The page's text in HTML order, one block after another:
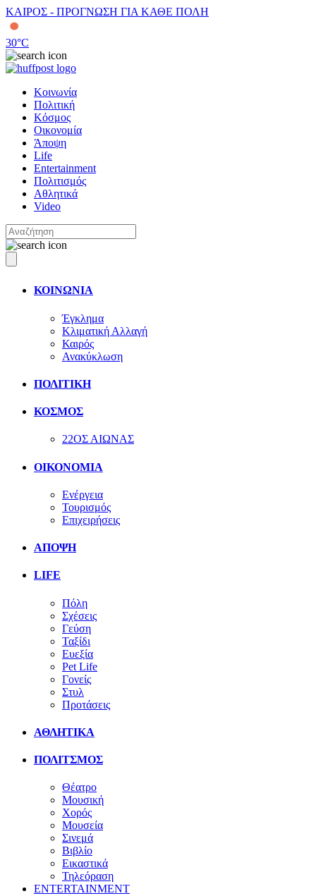
ΚΑΙΡΟΣ - ΠΡΟΓΝΩΣΗ ΓΙΑ ΚΑΘΕ ΠΟΛΗ
30°C
Κοινωνία
Πολιτική
Κόσμος
Οικονομία
Άποψη
Life
Entertainment
Πολιτισμός
Αθλητικά
Video
ΚΟΙΝΩΝΙΑ
Έγκλημα
Κλιματική Αλλαγή
Καιρός
Ανακύκλωση
ΠΟΛΙΤΙΚΗ
ΚΟΣΜΟΣ
22ΟΣ ΑΙΩΝΑΣ
ΟΙΚΟΝΟΜΙΑ
Ενέργεια
Τουρισμός
Επιχειρήσεις
ΑΠΟΨΗ
LIFE
Πόλη
Σχέσεις
Γεύση
Ταξίδι
Ευεξία
Pet Life
Γονείς
Στυλ
Προτάσεις
ΑΘΛΗΤΙΚΑ
ΠΟΛΙΤΣΜΟΣ
Θέατρο
Μουσική
Χορός
Μουσεία
Σινεμά
Βιβλίο
Εικαστικά
Τηλεόραση
ENTERTAINMENT